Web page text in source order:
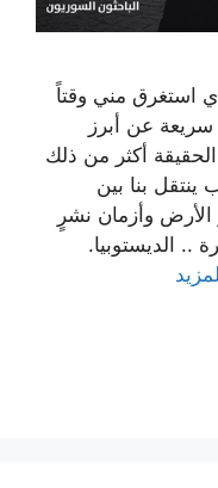
استغرق مني وقتاً
عن أبرز
أكثر من ذلك
بنا بين
وأزمان نشرٍ
.. الديستوبيا.